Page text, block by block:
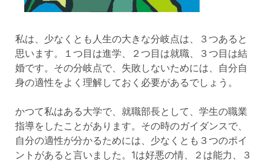
私は、少なくとも人生の大きな分岐点は、３つあると
思います。１つ目は進学、２つ目は就職、３つ目は結
婚です。その分岐点で、失敗しないためには、自分自
身の適性をよく理解しておく必要があるでしょう。
かつて私はある大学で、就職部長として、学生の職業
指導をしたことがあります。その時のガイダンスで、
自分の適性が分かるためには、少なくとも３つのポイ
ントがあると言いました。1は好悪の情、２は能力、３